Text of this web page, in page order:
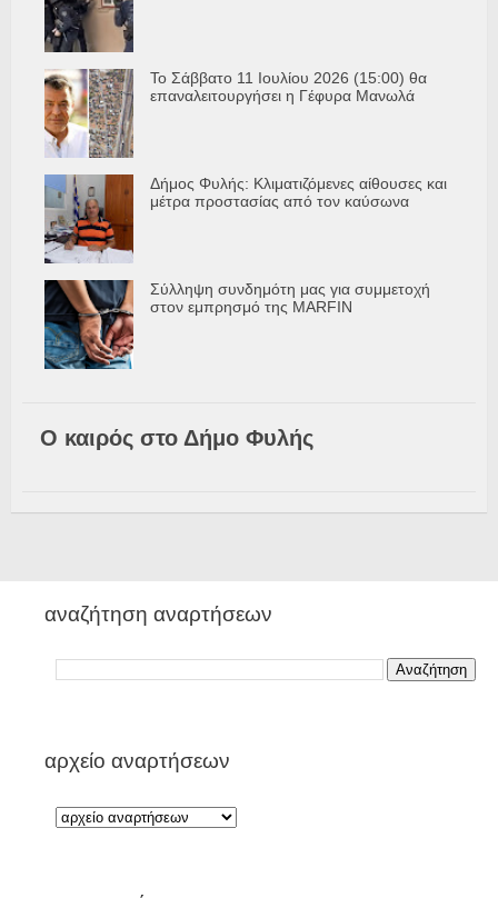
Το Σάββατο 11 Ιουλίου 2026 (15:00) θα
επαναλειτουργήσει η Γέφυρα Μανωλά
Δήμος Φυλής: Κλιματιζόμενες αίθουσες και
μέτρα προστασίας από τον καύσωνα
Σύλληψη συνδημότη μας για συμμετοχή
στον εμπρησμό της MARFIN
Ο καιρός στο Δήμο Φυλής
αναζήτηση αναρτήσεων
αρχείο αναρτήσεων